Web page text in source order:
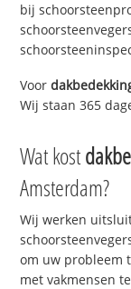
bij
Voor
Wij staan 365
Wat kost
Amsterdam?
Wij werken
om uw probleem
met vakmensen